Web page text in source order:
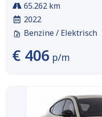
65.262 km
2022
Benzine / Elektrisch
€ 406 p/m